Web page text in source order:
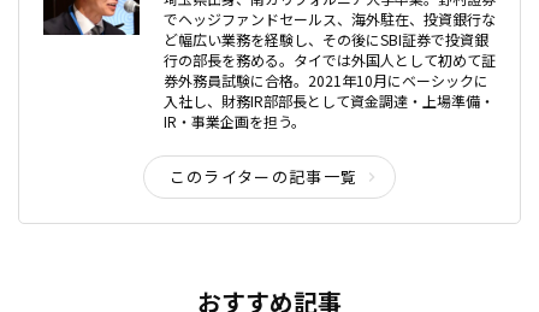
でヘッジファンドセールス、海外駐在、投資銀行な
ど幅広い業務を経験し、その後にSBI証券で投資銀
行の部長を務める。タイでは外国人として初めて証
券外務員試験に合格。2021年10月にベーシックに
入社し、財務IR部部長として資金調達・上場準備・
IR・事業企画を担う。
このライターの記事一覧
おすすめ記事